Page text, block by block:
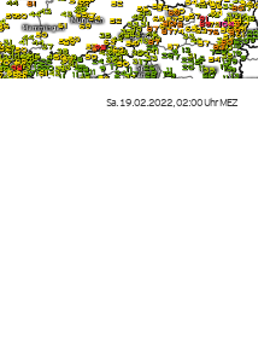
Sa. 19.02.2022, 02:00 UhrMEZ